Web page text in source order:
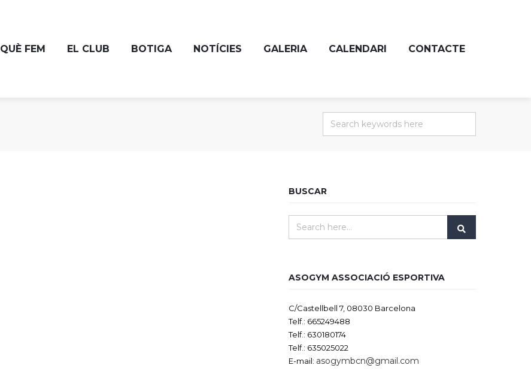
QUÈ FEM EL CLUB BOTIGA NOTÍCIES GALERIA CALENDARI CONTACTE
BUSCAR
ASOGYM ASSOCIACIÓ ESPORTIVA
C/Castellbell 7, 08030 Barcelona
Telf.: 665249488
Telf.: 630180174
Telf.: 635025022
E-mail: asogymbcn@gmail.com